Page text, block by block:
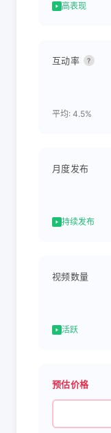
高表现
互动率 ?
平均: 4.5%
月度发布
持续发布
视频数量
活跃
预估价格